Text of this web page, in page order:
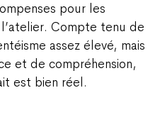
pour les
Compte tenu de
assez élevé, mais
et de compréhension,
est bien réel.